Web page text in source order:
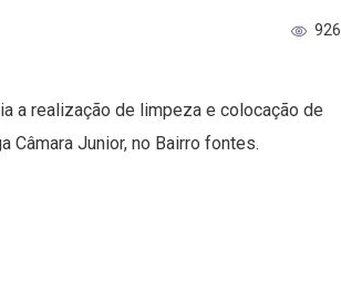
926
a realização de limpeza e colocação de
Câmara Junior, no Bairro fontes.